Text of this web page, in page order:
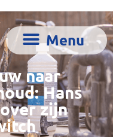
naar
Hans
zijn